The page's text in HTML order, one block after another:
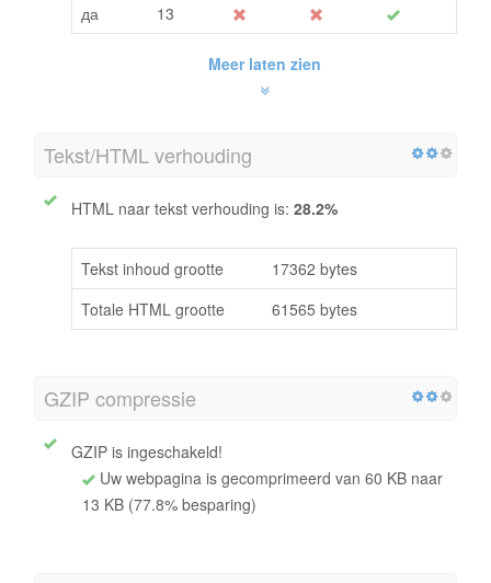
да
13
Meer laten zien
Tekst/HTML verhouding
HTML naar tekst verhouding is: 28.2%
Tekst inhoud grootte
17362 bytes
Totale HTML grootte
61565 bytes
GZIP compressie
GZIP is ingeschakeld!
Uw webpagina is gecomprimeerd van 60 KB naar
13 KB (77.8% besparing)